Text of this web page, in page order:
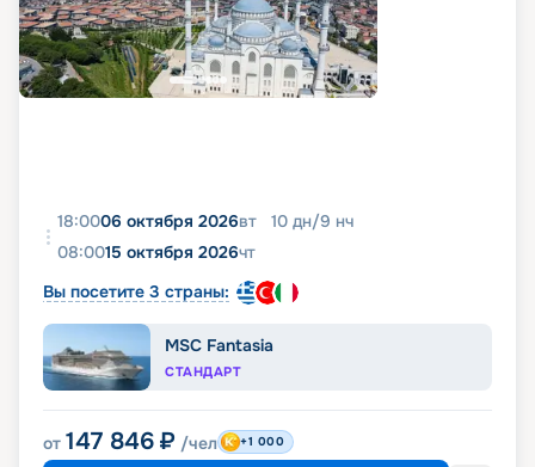
18:0006 октября 2026вт 10 дн/9 нч
08:0015 октября 2026чт
Вы посетите 3 страны:
MSC Fantasia
СТАНДАРТ
от 147 846 ₽ /чел +1 000